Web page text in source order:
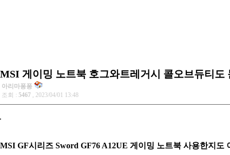
MSI 게이밍 노트북 호그와트레거시 콜오브듀티도
아리마퐁퐁
조회 : 5467 , 2023/04/01 13:48
MSI GF시리즈 Sword GF76 A12UE 게이밍 노트북 사용한지도